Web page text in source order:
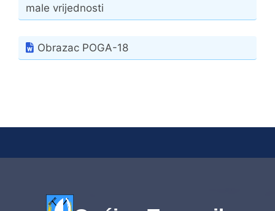
male vrijednosti
Obrazac POGA-18